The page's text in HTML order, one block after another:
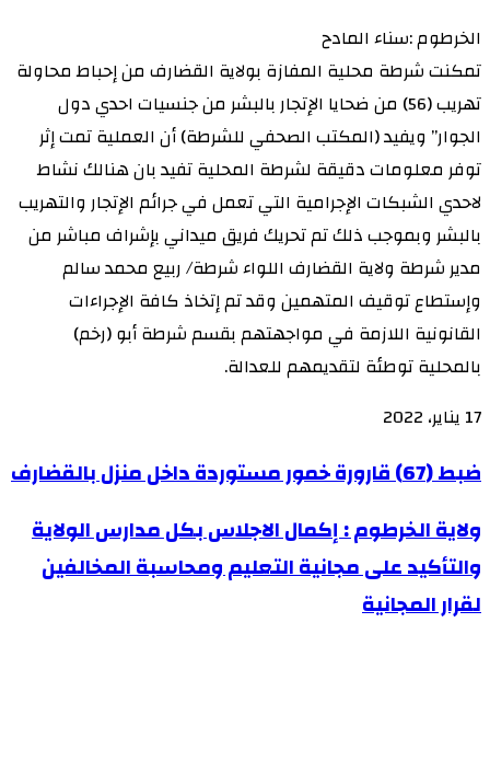
الخرطوم :سناء المادح
تمكنت شرطة محلية المفازة بولاية القضارف من إحباط محاولة
تهريب (56) من ضحايا الإتجار بالبشر من جنسيات احدي دول
الجوار” ويفيد (المكتب الصحفي للشرطة) أن العملية تمت إثر
توفر معلومات دقيقة لشرطة المحلية تفيد بان هنالك نشاط
لاحدي الشبكات الإجرامية التي تعمل في جرائم الإتجار والتهريب
بالبشر وبموجب ذلك تم تحريك فريق ميداني بإشراف مباشر من
مدير شرطة ولاية القضارف اللواء شرطة/ ربيع محمد سالم
وإستطاع توقيف المتهمين وقد تم إتخاذ كافة الإجراءات
القانونية اللازمة في مواجهتهم بقسم شرطة أبو (رخم)
بالمحلية توطئة لتقديمهم للعدالة.
17 يناير، 2022
ضبط
قارورة
خمور
مستوردة
ضبط (67) قارورة خمور مستوردة داخل منزل بالقضارف
ولاية
الخرطوم
:
إكمال
ولاية الخرطوم : إكمال الاجلاس بكل مدارس الولاية
والتأكيد على مجانية التعليم ومحاسبة المخالفين
لقرار المجانية